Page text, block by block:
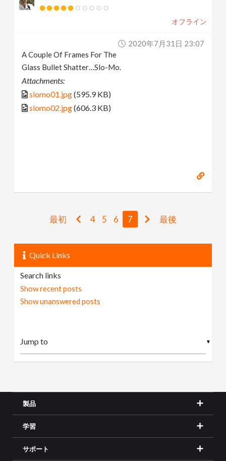
オフライン
2020年7月31日 23:07
A Couple Of Frames For The
Glass Bullet Shatter…Slo-Mo.
Attachments:
slomo01.jpg(595.9 KB)
slomo02.jpg(606.3 KB)
最初 4 5 6 7 最後
Quick Links
Search links
Show recent posts
Show unanswered posts
▼
製品
学習
サポート